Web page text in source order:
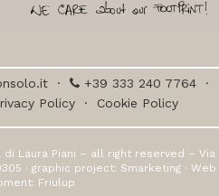
· +39 333 240 7764·
Policy · Cookie Policy
di Laura Piani – all right reserved – Via
· graphic project: Smarketing · Web
Friulup